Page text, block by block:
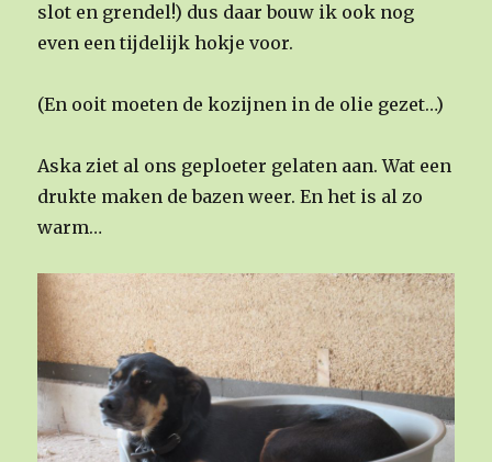
slot en grendel!) dus daar bouw ik ook nog
even een tijdelijk hokje voor.
(En ooit moeten de kozijnen in de olie gezet…)
Aska ziet al ons geploeter gelaten aan. Wat een
drukte maken de bazen weer. En het is al zo
warm…